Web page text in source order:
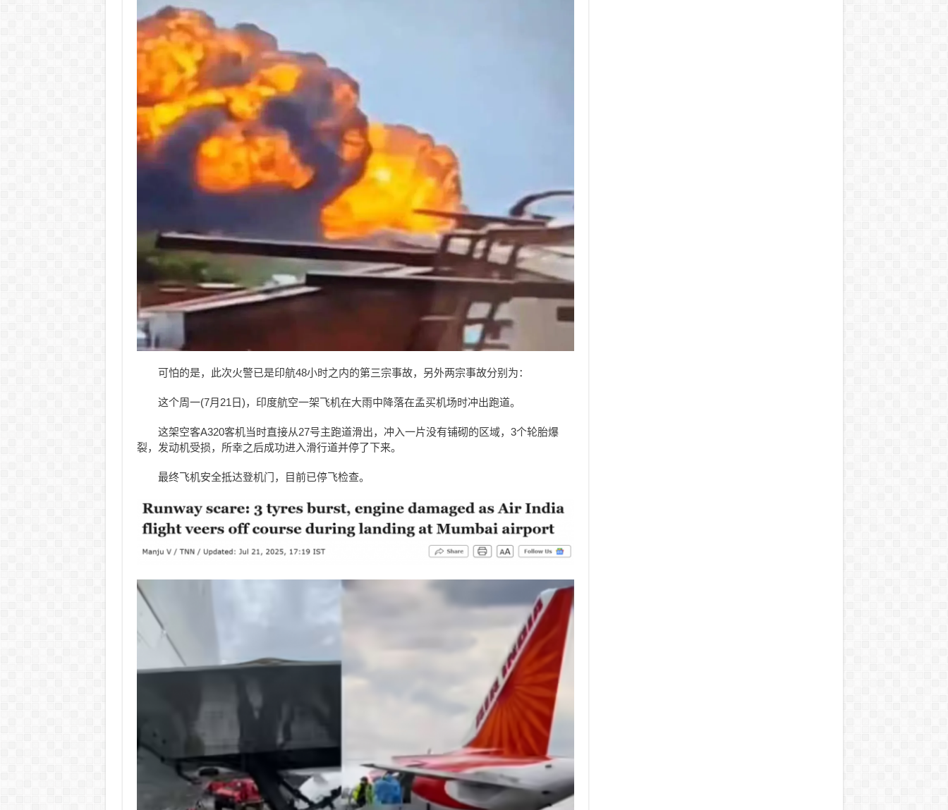
可怕的是，此次火警已是印航48小时之内的第三宗事故，另外两宗事故分别为：
这个周一(7月21日)， 印度航空一架飞机在大雨中降落在孟买机场时冲出跑道。
这架空客A320客机当时直接从27号主跑道滑出，冲入一片没有铺砌的区域， 3个轮胎爆
裂，发动机受损，所幸之后成功进入滑行道并停了下来。
最终飞机安全抵达登机门，目前已停飞检查。